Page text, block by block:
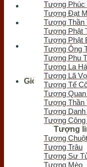
Tìm
kiếm:
Giỏ hàng
Chưa
Tượng Phúc
Tượng Đạt
Tượng Thần
Tượng Phật
Tượng Phật
Tượng Ông
Tượng Phu
Tượng La
Tượng Lã
Tượng Tế
Tượng
Tượng Thần
Tượng Danh
Tượng Công
Tượng
Tượng Chuột
Tượng Trâu
Tượng Sư
Tượng Mèo